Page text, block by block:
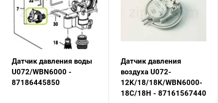
Датчик давления воды
U072/WBN6000 -
87186445850
Датчик давления
воздуха U072-
12K/18/18K/WBN6000-
18C/18H - 87161567440